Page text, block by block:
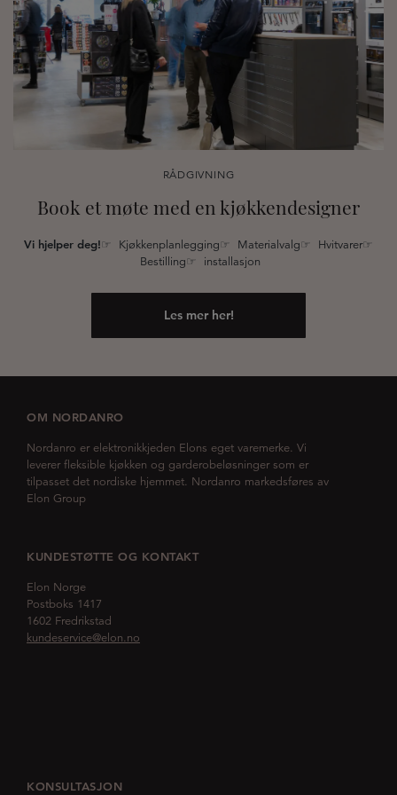
RÅDGIVNING
Book et møte med en kjøkkendesigner
Vi hjelper deg!☞ Kjøkkenplanlegging☞ Materialvalg☞ Hvitvarer☞
Bestilling☞ installasjon
Les mer her!
OM NORDANRO
Nordanro er elektronikkjeden Elons eget varemerke. Vi
leverer fleksible kjøkken og garderobeløsninger som er
tilpasset det nordiske hjemmet. Nordanro markedsføres av
Elon Group
KUNDESTØTTE OG KONTAKT
Elon Norge
Postboks 1417
1602 Fredrikstad
kundeservice@elon.no
KONSULTASJON